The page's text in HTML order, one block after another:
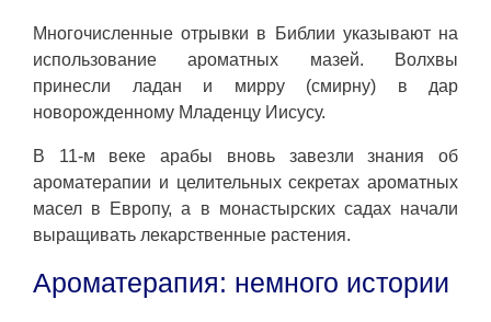
Многочисленные отрывки в Библии указывают на
использование ароматных мазей. Волхвы
принесли ладан и мирру (смирну) в дар
новорожденному Младенцу Иисусу.
В 11-м веке арабы вновь завезли знания об
ароматерапии и целительных секретах ароматных
масел в Европу, а в монастырских садах начали
выращивать лекарственные растения.
Ароматерапия: немного истории